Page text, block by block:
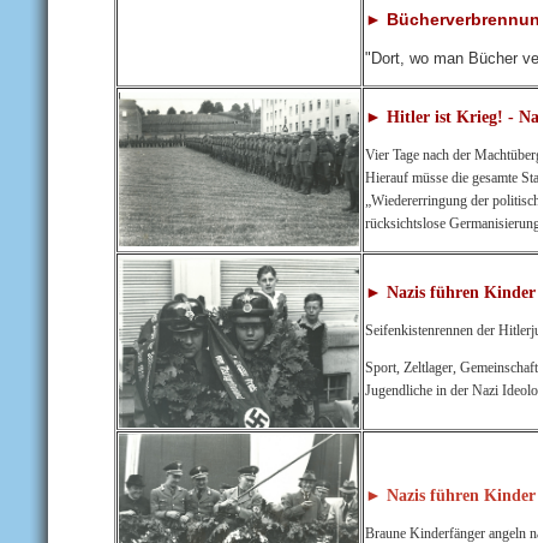
►
"Dort, wo man Bücher
► Hitler ist Krieg! -
Vier Tage nach der
Hierauf müsse die gesamte
„Wiedererringung der
rücksichtslose
► Nazis führen Kinder
Seifenkistenrennen der
Sport, Zeltlager,
Jugendliche in der Nazi
► Nazis führen Kinder
Braune Kinderfänger angeln